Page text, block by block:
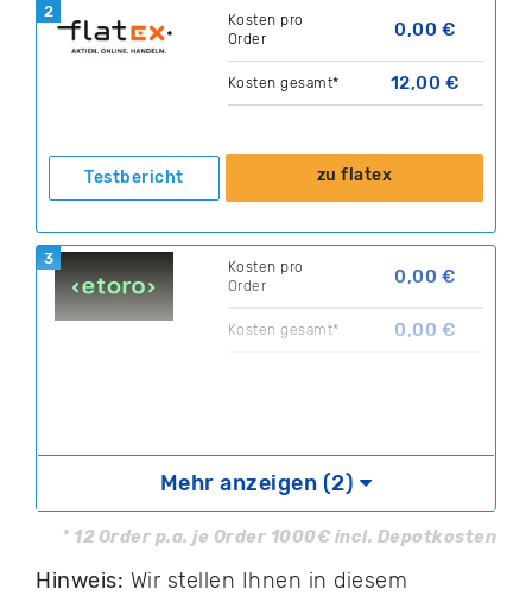
2
Kosten pro
Order
0,00 €
Kosten gesamt* 12,00 €
Testbericht zu flatex
3
Kosten pro
Order
0,00 €
Kosten gesamt* 0,00 €
Ihr Kapital ist gefährdet.
Mehr anzeigen (2)
* 12 Order p.a. je Order 1000€ incl. Depotkosten
Hinweis: Wir stellen Ihnen in diesem